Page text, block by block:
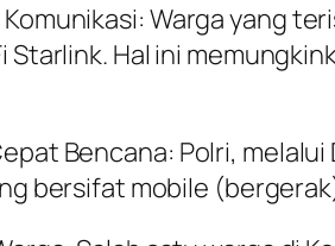
Warga yang
Starlink. Hal ini
Bencana: Polri,
bersifat mobile